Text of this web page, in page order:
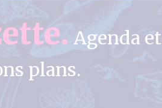
Agenda et
plans.